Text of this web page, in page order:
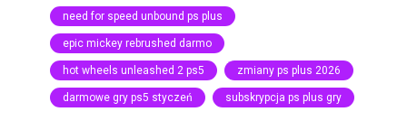
need for speed unbound ps plus
epic mickey rebrushed darmo
hot wheels unleashed 2 ps5 zmiany ps plus 2026
darmowe gry ps5 styczeń subskrypcja ps plus gry